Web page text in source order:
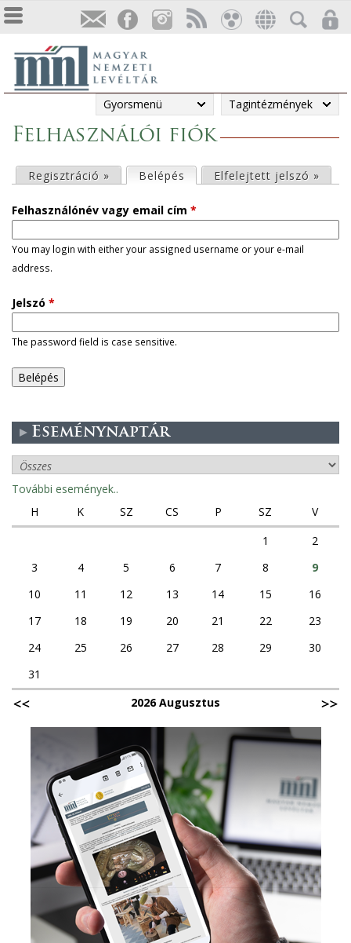
Gyorsmenü Tagintézmények
Felhasználói fiók
l
s
ő
d
l
e
e
s
Regisztráció » Belépés (aktív fül)Elfelejtett jelszó »
Felhasználónév vagy email cím *
You may login with either your assigned username or your e-mail
address.
Jelszó *
The password field is case sensitive.
Eseménynaptár
További események..
H
K SZ CS P SZ
V
1
2
3
4 5 6 7 8
9
10
11 12 13 14 15
16
17
18 19 20 21 22
23
24
25 26 27 28 29
30
31
2026 Augusztus